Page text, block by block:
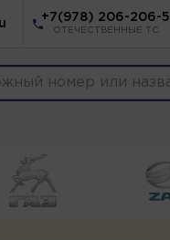
+7(978) 206-206-5
ОТЕЧЕСТВЕННЫЕ ТС